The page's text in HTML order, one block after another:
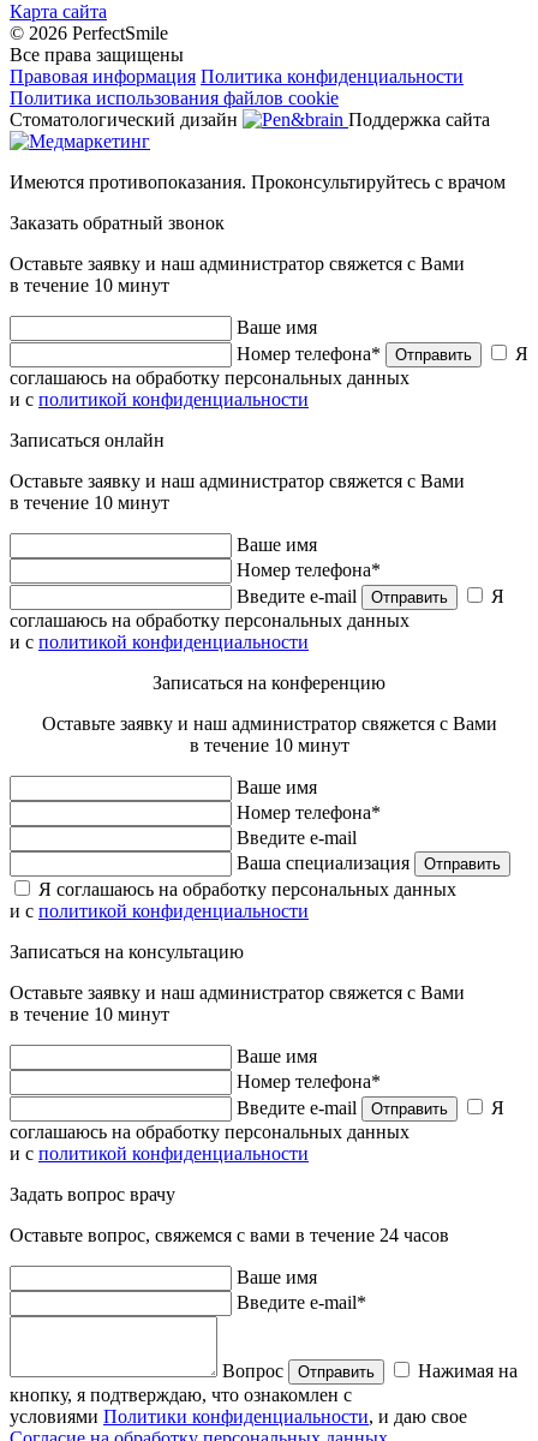
Карта сайта
© 2026 PerfectSmile
Все права защищены
Правовая информация Политика конфиденциальности
Политика использования файлов cookie
Стоматологический дизайн
Поддержка сайта
Имеются противопоказания. Проконсультируйтесь с врачом
Заказать обратный звонок
Оставьте заявку и наш администратор свяжется с Вами
в течение 10 минут
Ваше имя
Номер телефона*
Отправить
Я
соглашаюсь на обработку персональных данных
и с политикой конфиденциальности
Записаться онлайн
Оставьте заявку и наш администратор свяжется с Вами
в течение 10 минут
Ваше имя
Номер телефона*
Введите e-mail
Отправить
Я
соглашаюсь на обработку персональных данных
и с политикой конфиденциальности
Записаться на конференцию
Оставьте заявку и наш администратор свяжется с Вами
в течение 10 минут
Ваше имя
Номер телефона*
Введите e-mail
Ваша специализация
Отправить
Я соглашаюсь на обработку персональных данных
и с политикой конфиденциальности
Записаться на консультацию
Оставьте заявку и наш администратор свяжется с Вами
в течение 10 минут
Ваше имя
Номер телефона*
Введите e-mail
Отправить
Я
соглашаюсь на обработку персональных данных
и с политикой конфиденциальности
Задать вопрос врачу
Оставьте вопрос, свяжемся с вами в течение 24 часов
Ваше имя
Введите e-mail*
Вопрос Отправить
Нажимая на
кнопку, я подтверждаю, что ознакомлен с
условиями Политики конфиденциальности, и даю свое